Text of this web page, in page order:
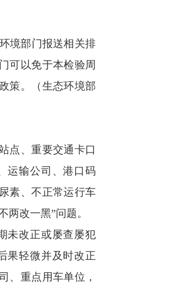
境部门报送相关排
可以免于本检验周
策。（生态环境部
点、重要交通卡口
运输公司、港口码
素、不正常运行车
改一黑”问题。
未改正或屡查屡犯
果轻微并及时改正
、重点用车单位，